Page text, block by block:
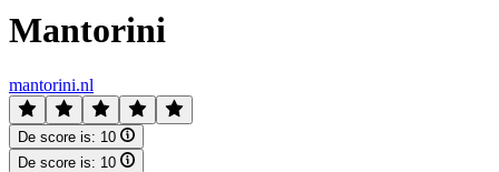
Mantorini
mantorini.nl
De score is: 10
De score is: 10